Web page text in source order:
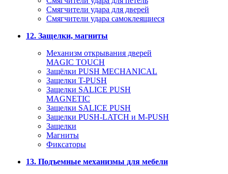
Смягчители удара для дверей
Cмягчители удара самоклеящиеся
12. Защелки, магниты
Механизм открывания дверей
MAGIC TOUCH
Защёлки PUSH MECHANICAL
Защелки T-PUSH
Защелки SALICE PUSH
MAGNETIC
Защелки SALICE PUSH
Защелки PUSH-LATCH и M-PUSH
Защелки
Магниты
Фиксаторы
13. Подъемные механизмы для мебели